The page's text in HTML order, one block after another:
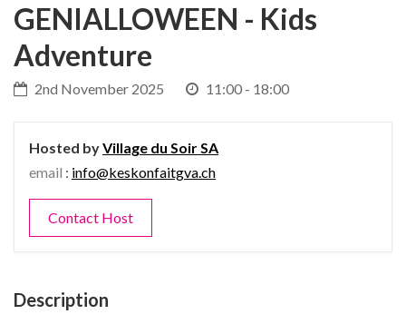
GENIALLOWEEN - Kids
Adventure
2nd November 2025 11:00 - 18:00
Hosted byVillage du Soir SA
email : info@keskonfaitgva.ch
Contact Host
Description